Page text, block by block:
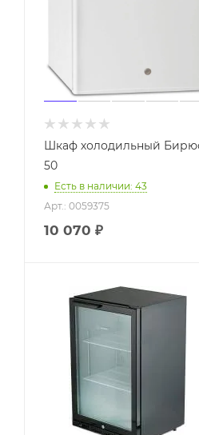
Шкаф холодильный
50
Есть в наличии: 43
Арт.: 0059375
10 070 ₽